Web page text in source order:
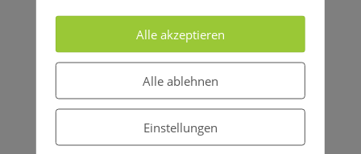
Alle akzeptieren
Alle ablehnen
Einstellungen